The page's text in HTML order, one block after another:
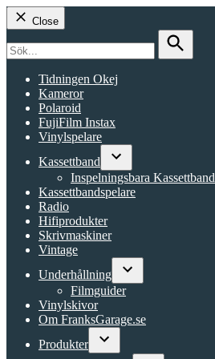
Close
for:
Search
Tidningen Okej
Kameror
Polaroid
FujiFilm Instax
Vinylspelare
Kassettband
Open
dropdown
menu
Inspelningsbara Kassettband
Kassettbandspelare
Radio
Hifiprodukter
Skrivmaskiner
Vintage
Underhållning
Open
Filmguider
Vinylskivor
Om FranksGarage.se
Produkter
Open